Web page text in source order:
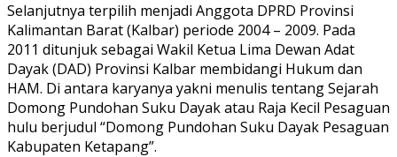
Selanjutnya terpilih menjadi Anggota DPRD Provinsi
Kalimantan Barat (Kalbar) periode 2004 – 2009. Pada
2011 ditunjuk sebagai Wakil Ketua Lima Dewan Adat
Dayak (DAD) Provinsi Kalbar membidangi Hukum dan
HAM. Di antara karyanya yakni menulis tentang Sejarah
Domong Pundohan Suku Dayak atau Raja Kecil Pesaguan
hulu berjudul “Domong Pundohan Suku Dayak Pesaguan
Kabupaten Ketapang”.